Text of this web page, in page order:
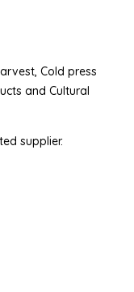
Cold press
and Cultural
supplier.